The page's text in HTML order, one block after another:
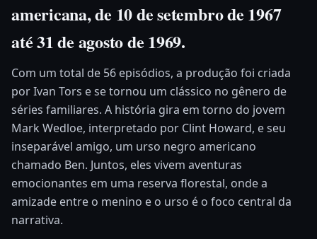
americana, de 10 de setembro de 1967
até 31 de agosto de 1969.
Com um total de 56 episódios, a produção foi criada
por Ivan Tors e se tornou um clássico no gênero de
séries familiares. A história gira em torno do jovem
Mark Wedloe, interpretado por Clint Howard, e seu
inseparável amigo, um urso negro americano
chamado Ben. Juntos, eles vivem aventuras
emocionantes em uma reserva florestal, onde a
amizade entre o menino e o urso é o foco central da
narrativa.